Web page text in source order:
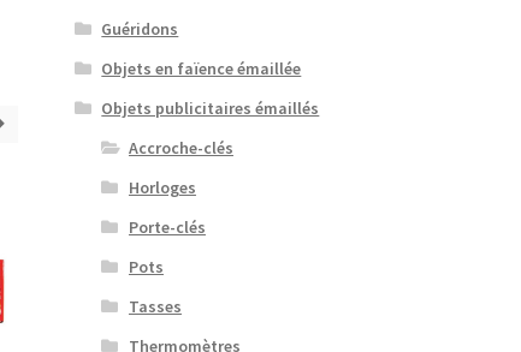
Guéridons
Objets en faïence émaillée
Objets publicitaires émaillés
Accroche-clés
Horloges
Porte-clés
Pots
Tasses
Thermomètres